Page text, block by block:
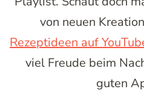
von neuen
Rezeptideen auf
viel Freude beim
guten